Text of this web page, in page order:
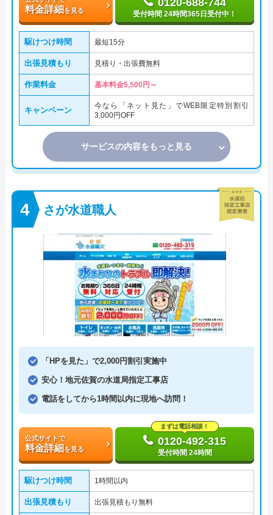
料金詳細を見る
0120-688-744
受付時間 24時間365日受付中！
駆けつけ時間 最短15分
出張見積もり 見積り・出張費無料
作業料金 基本料金5,500円～
キャンペーン
今なら「ネット見た」でWEB限定特別割引
3,000円OFF
サービスの内容をもっと見る
さが水道職人
「HPを見た」で2,000円割引実施中
安心！地元佐賀の水道局指定工事店
電話をしてから1時間以内に現地へ訪問！
公式サイトで
料金詳細を見る
まずは電話相談！
0120-492-315
受付時間 24時間
駆けつけ時間 1時間以内
出張見積もり 出張見積もり無料